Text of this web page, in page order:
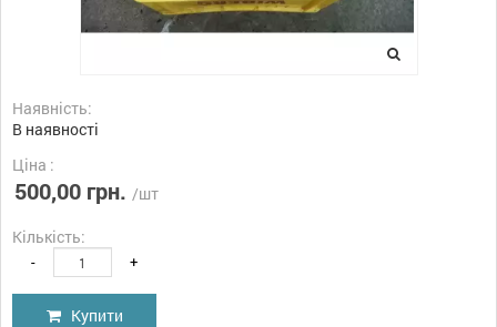
Наявність:
В наявності
Ціна :
500,00 грн. /шт
Кількість:
- +
Купити